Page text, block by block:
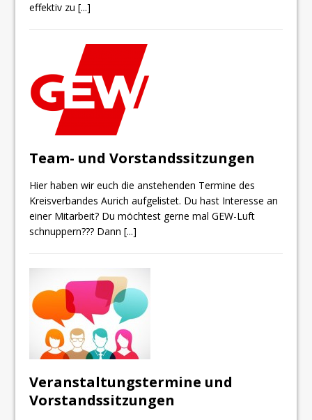
effektiv zu[...]
Team- und Vorstandssitzungen
Hier haben wir euch die anstehenden Termine des
Kreisverbandes Aurich aufgelistet. Du hast Interesse an
einer Mitarbeit? Du möchtest gerne mal GEW-Luft
schnuppern??? Dann[...]
Veranstaltungstermine und
Vorstandssitzungen